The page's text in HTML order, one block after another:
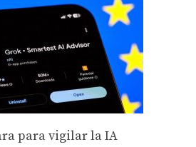
para vigilar la IA